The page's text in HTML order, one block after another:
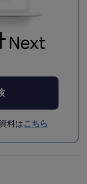
料はこちら